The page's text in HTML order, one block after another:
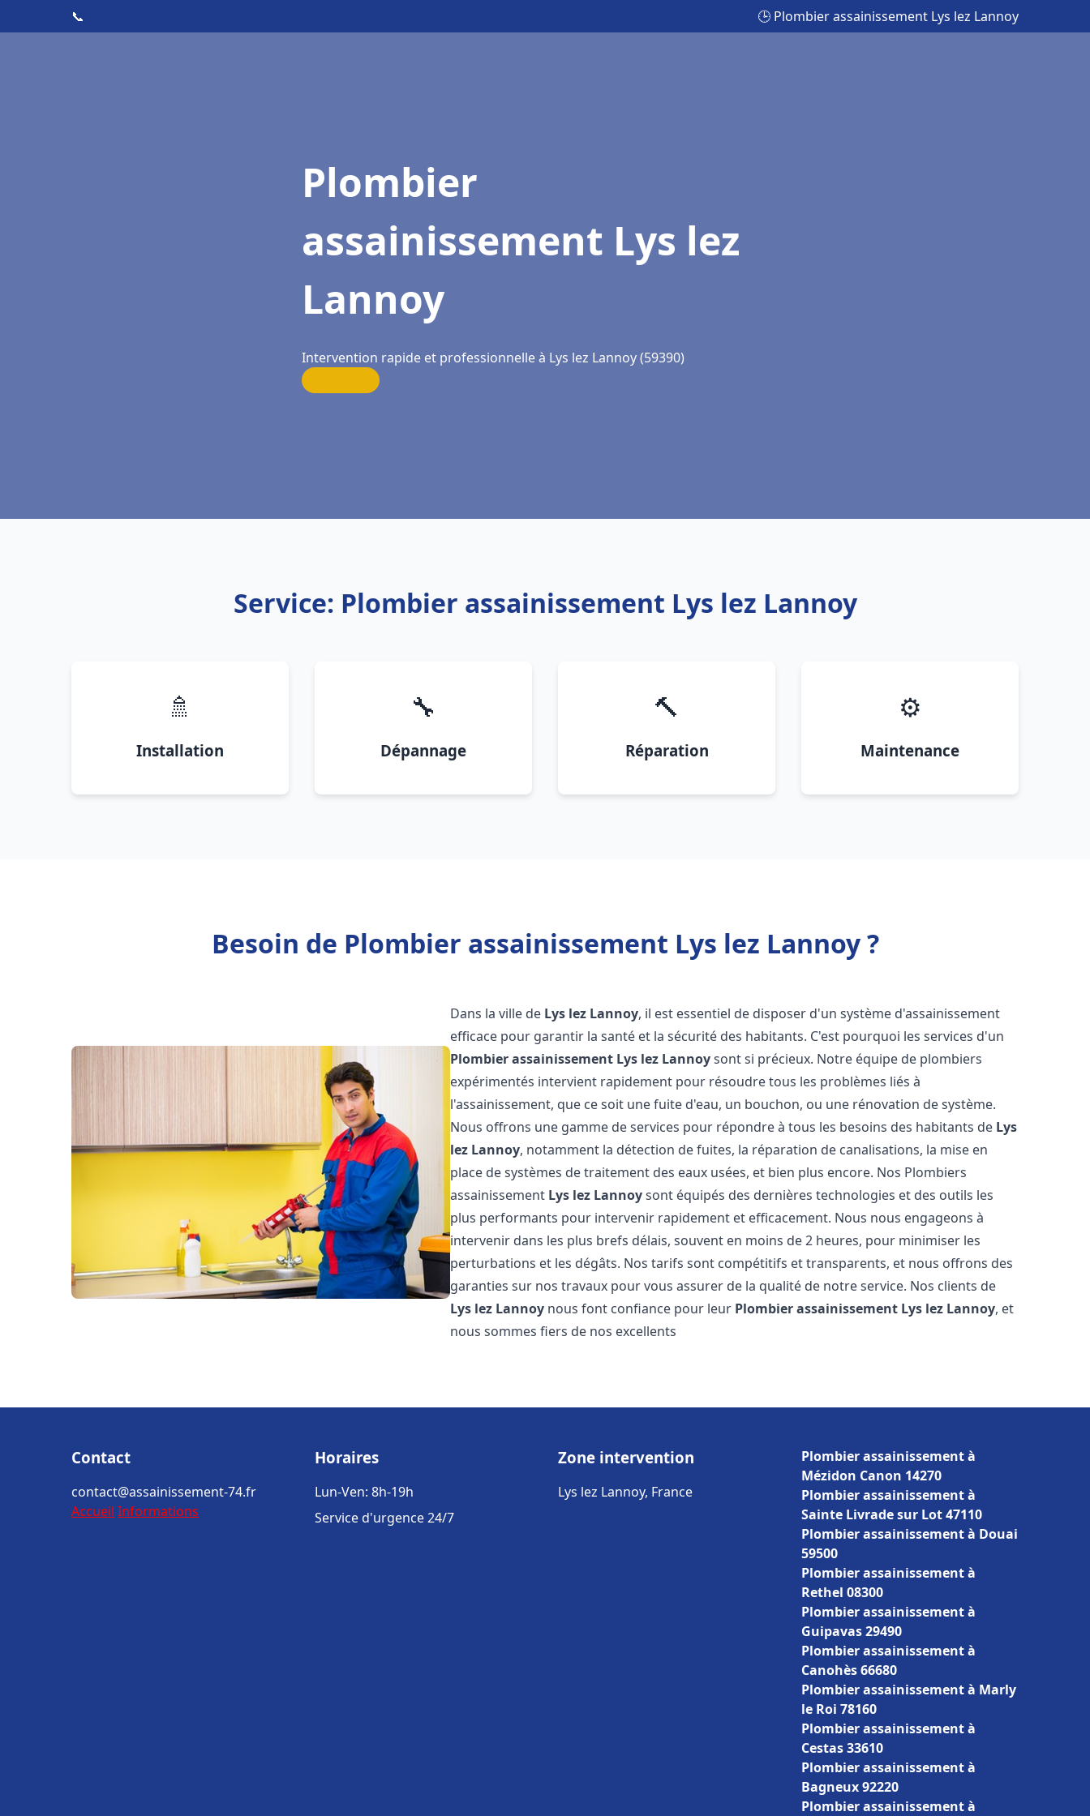
📞 🕒 Plombier assainissement Lys lez Lannoy
Plombier
assainissement Lys lez
Lannoy
Intervention rapide et professionnelle à Lys lez Lannoy (59390)
Service: Plombier assainissement Lys lez Lannoy
🚿
Installation
🔧
Dépannage
🔨
Réparation
⚙️
Maintenance
Besoin de Plombier assainissement Lys lez Lannoy ?
Dans la ville de Lys lez Lannoy, il est essentiel de disposer d'un système d'assainissement
efficace pour garantir la santé et la sécurité des habitants. C'est pourquoi les services d'un
Plombier assainissement Lys lez Lannoysont si précieux. Notre équipe de plombiers
expérimentés intervient rapidement pour résoudre tous les problèmes liés à
l'assainissement, que ce soit une fuite d'eau, un bouchon, ou une rénovation de système.
Nous offrons une gamme de services pour répondre à tous les besoins des habitants de Lys
lez Lannoy, notamment la détection de fuites, la réparation de canalisations, la mise en
place de systèmes de traitement des eaux usées, et bien plus encore. Nos Plombiers
assainissement Lys lez Lannoysont équipés des dernières technologies et des outils les
plus performants pour intervenir rapidement et efficacement. Nous nous engageons à
intervenir dans les plus brefs délais, souvent en moins de 2 heures, pour minimiser les
perturbations et les dégâts. Nos tarifs sont compétitifs et transparents, et nous offrons des
garanties sur nos travaux pour vous assurer de la qualité de notre service. Nos clients de
Lys lez Lannoy nous font confiance pour leur Plombier assainissement Lys lez Lannoy, et
nous sommes fiers de nos excellents
Contact
contact@assainissement-74.fr
Accueil Informations
Horaires
Lun-Ven: 8h-19h
Service d'urgence 24/7
Zone intervention
Lys lez Lannoy, France
Plombier assainissement à
Mézidon Canon 14270
Plombier assainissement à
Sainte Livrade sur Lot 47110
Plombier assainissement à Douai
59500
Plombier assainissement à
Rethel 08300
Plombier assainissement à
Guipavas 29490
Plombier assainissement à
Canohès 66680
Plombier assainissement à Marly
le Roi 78160
Plombier assainissement à
Cestas 33610
Plombier assainissement à
Bagneux 92220
Plombier assainissement à